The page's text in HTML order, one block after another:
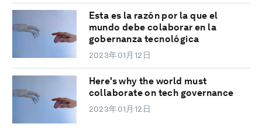
Esta es la razón por la que el
mundo debe colaborar en la
gobernanza tecnológica
2023年01月12日
Here's why the world must
collaborate on tech governance
2023年01月12日